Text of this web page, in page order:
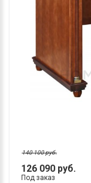
126 090 руб.
140 100 руб.
Под заказ